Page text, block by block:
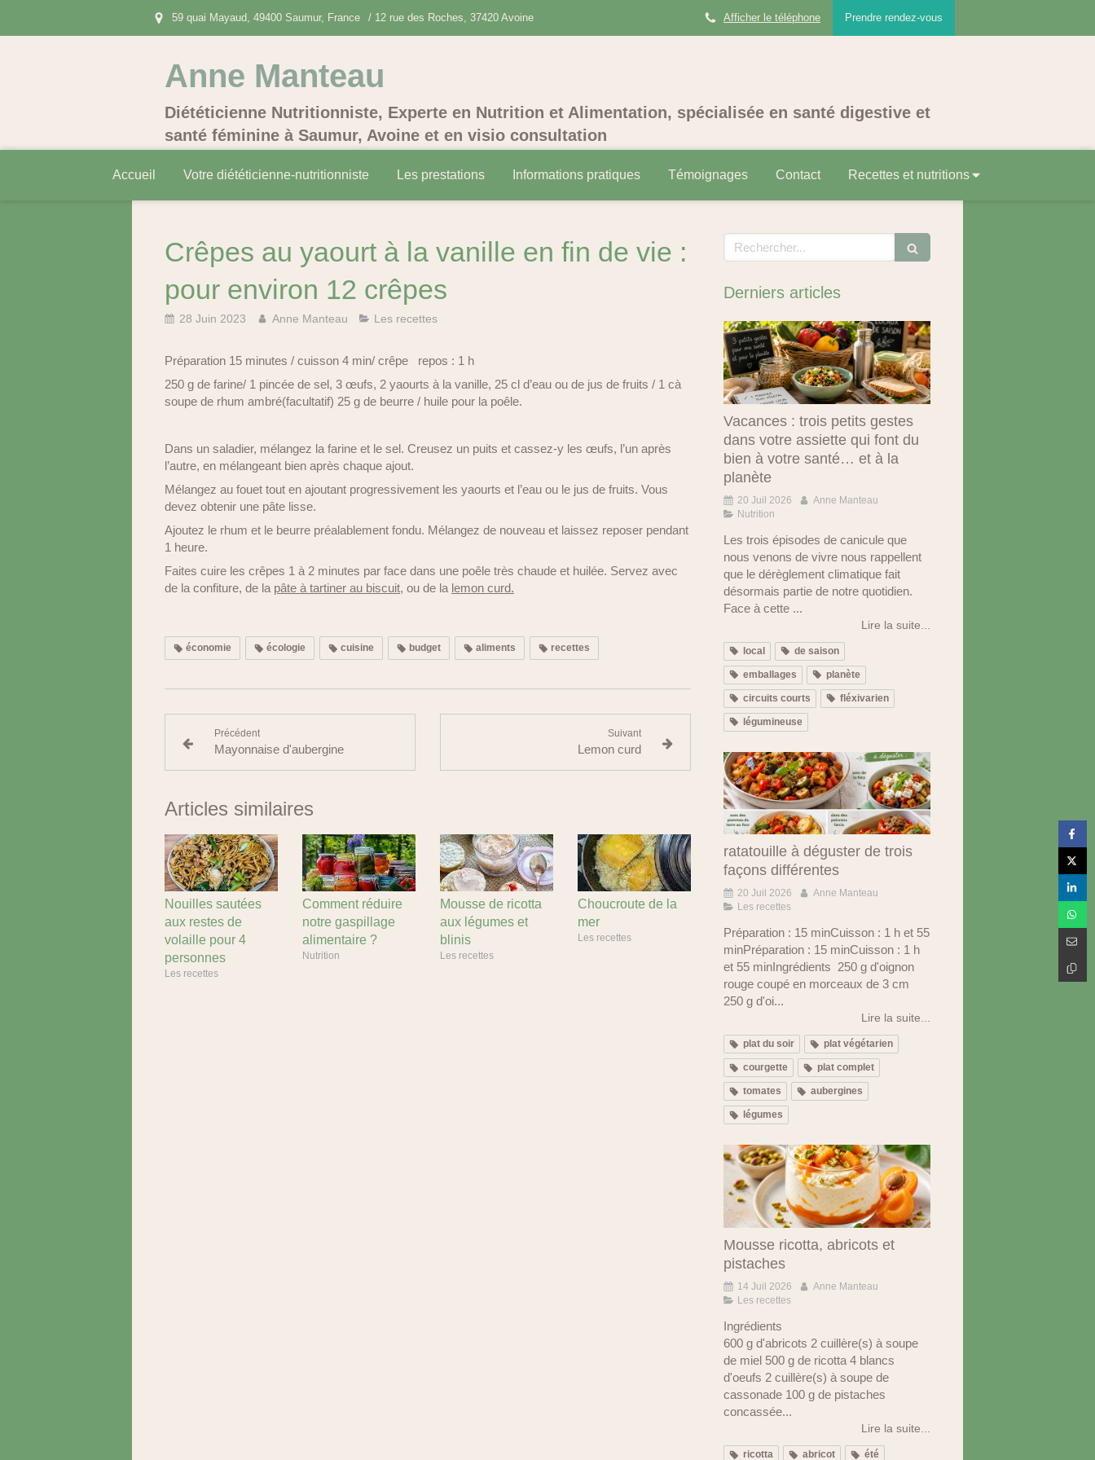
59 quai Mayaud, 49400 Saumur, France / 12 rue des Roches, 37420 Avoine Prendre rendez-vous
Afficher le téléphone
Anne Manteau
Diététicienne Nutritionniste, Experte en Nutrition et Alimentation, spécialisée en santé digestive et
santé féminine à Saumur, Avoine et en visio consultation
Accueil Votre diététicienne-nutritionniste Les prestations Informations pratiques Témoignages Contact Recettes et nutritions
Crêpes au yaourt à la vanille en fin de vie :
pour environ 12 crêpes
28 Juin 2023 Anne Manteau Les recettes
Préparation 15 minutes / cuisson 4 min/ crêpe repos : 1 h
250 g de farine/ 1 pincée de sel, 3 œufs, 2 yaourts à la vanille, 25 cl d’eau ou de jus de fruits / 1 cà
soupe de rhum ambré(facultatif) 25 g de beurre / huile pour la poêle.
Dans un saladier, mélangez la farine et le sel. Creusez un puits et cassez-y les œufs, l’un après
l’autre, en mélangeant bien après chaque ajout.
Mélangez au fouet tout en ajoutant progressivement les yaourts et l’eau ou le jus de fruits. Vous
devez obtenir une pâte lisse.
Ajoutez le rhum et le beurre préalablement fondu. Mélangez de nouveau et laissez reposer pendant
1 heure.
Faites cuire les crêpes 1 à 2 minutes par face dans une poêle très chaude et huilée. Servez avec
de la confiture, de la pâte à tartiner au biscuit, ou de la lemon curd.
économie écologie cuisine budget aliments recettes
Précédent
Mayonnaise d'aubergine
Suivant
Lemon curd
Articles similaires
Nouilles sautées
aux restes de
volaille pour 4
personnes
Les recettes
Comment réduire
notre gaspillage
alimentaire ?
Nutrition
Mousse de ricotta
aux légumes et
blinis
Les recettes
Choucroute de la
mer
Les recettes
Rechercher
Derniers articles
Vacances : trois petits gestes
dans votre assiette qui font du
bien à votre santé… et à la
planète
20 Juil 2026
Anne Manteau
Nutrition
Les trois épisodes de canicule que
nous venons de vivre nous rappellent
que le dérèglement climatique fait
désormais partie de notre quotidien.
Face à cette ...
Lire la suite...
local de saison
emballages planète
circuits courts fléxivarien
légumineuse
ratatouille à déguster de trois
façons différentes
20 Juil 2026
Anne Manteau
Les recettes
Préparation : 15 minCuisson : 1 h et 55
minPréparation : 15 minCuisson : 1 h
et 55 minIngrédients 250 g d'oignon
rouge coupé en morceaux de 3 cm
250 g d'oi...
Lire la suite...
plat du soir plat végétarien
courgette plat complet
tomates aubergines
légumes
Mousse ricotta, abricots et
pistaches
14 Juil 2026
Anne Manteau
Les recettes
Ingrédients
600 g d'abricots 2 cuillère(s) à soupe
de miel 500 g de ricotta 4 blancs
d'oeufs 2 cuillère(s) à soupe de
cassonade 100 g de pistaches
concassée...
Lire la suite...
ricotta abricot été